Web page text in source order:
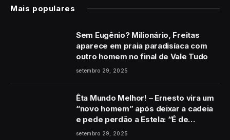
Mais populares
Sem Eugênio? Milionário, Freitas
aparece em praia paradisíaca com
outro homem no final de Vale Tudo
setembro 29, 2025
Êta Mundo Melhor! – Ernesto vira um
“novo homem” após deixar a cadeia
e pede perdão a Estela: “É de
coração”
setembro 29, 2025